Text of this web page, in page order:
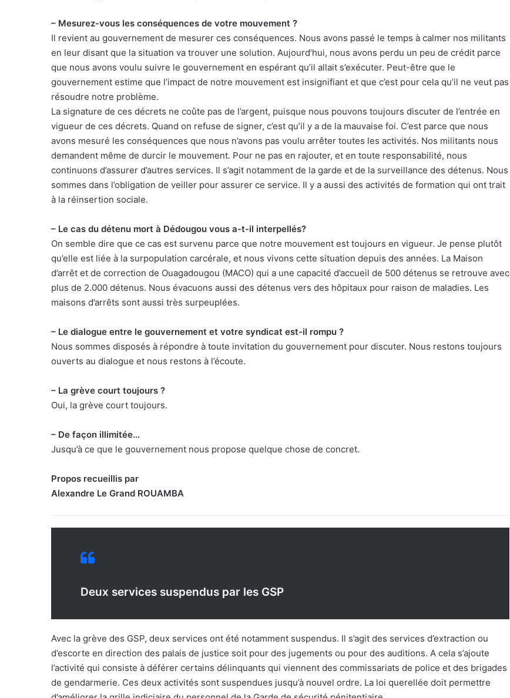
– Mesurez-vous les conséquences de votre mouvement ?
Il revient au gouvernement de mesurer ces conséquences. Nous avons passé le temps à calmer nos militants
en leur disant que la situation va trouver une solution. Aujourd’hui, nous avons perdu un peu de crédit parce
que nous avons voulu suivre le gouvernement en espérant qu’il allait s’exécuter. Peut-être que le
gouvernement estime que l’impact de notre mouvement est insignifiant et que c’est pour cela qu’il ne veut pas
résoudre notre problème.
La signature de ces décrets ne coûte pas de l’argent, puisque nous pouvons toujours discuter de l’entrée en
vigueur de ces décrets. Quand on refuse de signer, c’est qu’il y a de la mauvaise foi. C’est parce que nous
avons mesuré les conséquences que nous n’avons pas voulu arrêter toutes les activités. Nos militants nous
demandent même de durcir le mouvement. Pour ne pas en rajouter, et en toute responsabilité, nous
continuons d’assurer d’autres services. Il s’agit notamment de la garde et de la surveillance des détenus. Nous
sommes dans l’obligation de veiller pour assurer ce service. Il y a aussi des activités de formation qui ont trait
à la réinsertion sociale.
– Le cas du détenu mort à Dédougou vous a-t-il interpellés?
On semble dire que ce cas est survenu parce que notre mouvement est toujours en vigueur. Je pense plutôt
qu’elle est liée à la surpopulation carcérale, et nous vivons cette situation depuis des années. La Maison
d’arrêt et de correction de Ouagadougou (MACO) qui a une capacité d’accueil de 500 détenus se retrouve avec
plus de 2.000 détenus. Nous évacuons aussi des détenus vers des hôpitaux pour raison de maladies. Les
maisons d’arrêts sont aussi très surpeuplées.
– Le dialogue entre le gouvernement et votre syndicat est-il rompu ?
Nous sommes disposés à répondre à toute invitation du gouvernement pour discuter. Nous restons toujours
ouverts au dialogue et nous restons à l’écoute.
– La grève court toujours ?
Oui, la grève court toujours.
– De façon illimitée…
Jusqu’à ce que le gouvernement nous propose quelque chose de concret.
Propos recueillis par
Alexandre Le Grand ROUAMBA
Deux services suspendus par les GSP
Avec la grève des GSP, deux services ont été notamment suspendus. Il s’agit des services d’extraction ou
d’escorte en direction des palais de justice soit pour des jugements ou pour des auditions. A cela s’ajoute
l’activité qui consiste à déférer certains délinquants qui viennent des commissariats de police et des brigades
de gendarmerie. Ces deux activités sont suspendues jusqu’à nouvel ordre. La loi querellée doit permettre